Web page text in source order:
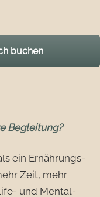
buchen
Begleitung?
ein Ernährungs-
Zeit, mehr
und Mental-